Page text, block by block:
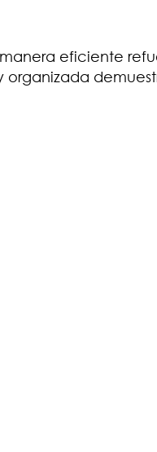
eficiente
organizada